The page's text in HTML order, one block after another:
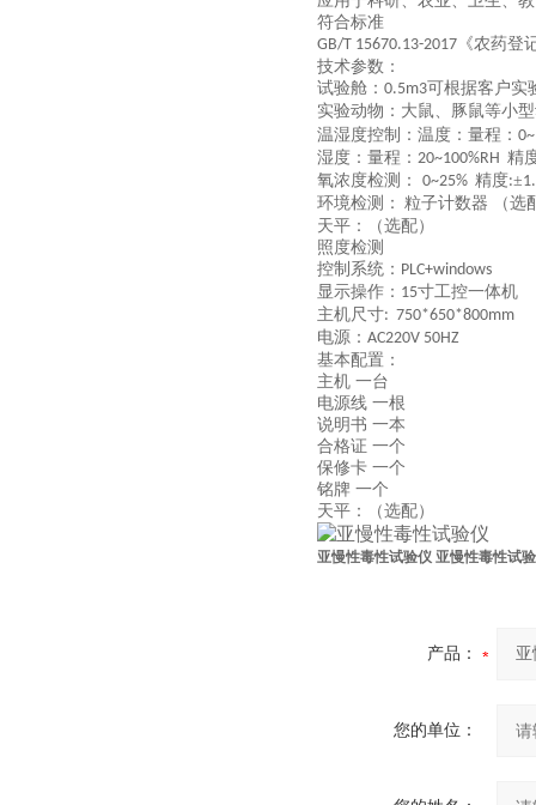
符合标准
GB/T 15670.13-2017 《农药登
技术参数：
试验舱： 0.5m3可根据客户实
实验动物：大鼠、豚鼠等小
温湿度控制：温度：量程：
湿度：量程： 20~100%RH 精
氧浓度检测： 0~25% 精度:±
环境检测： 粒子计数器 （选
天平：（选配）
照度检测
控制系统： PLC+windows
显示操作： 15寸工控一体机
主机尺寸: 750*650*800mm
电源： AC220V 50HZ
基本配置：
主机 一台
电源线 一根
说明书 一本
合格证 一个
保修卡 一个
铭牌 一个
天平：（选配）
亚慢性毒性试验仪 亚慢性毒性试
产品：
您的单位：